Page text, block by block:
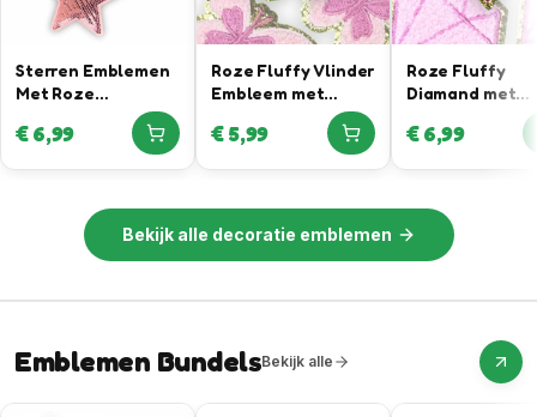
Sterren Emblemen
Met Roze
€6,99
Roze Fluffy Vlinder
Embleem met
€5,99
Roze Fluffy
Diamand met
€6,99
Bekijk alle decoratie emblemen
Emblemen BundelsBekijk alle